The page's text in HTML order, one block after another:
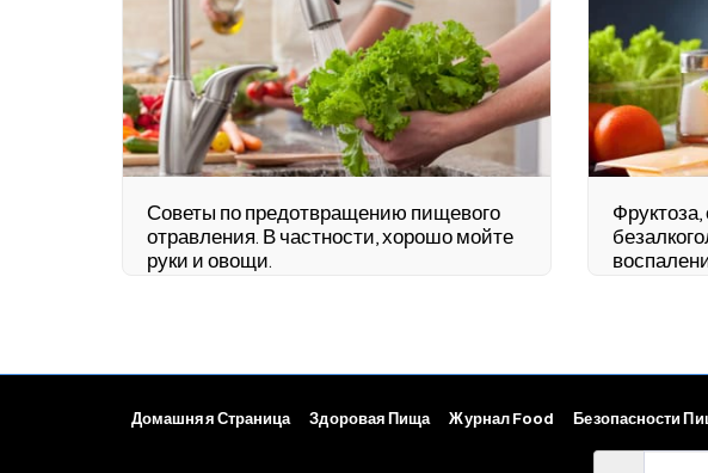
Советы по предотвращению пищевого
отравления. В частности, хорошо мойте
руки и овощи.
Домашняя Страница Здоровая Пища Журнал Food Безопасности